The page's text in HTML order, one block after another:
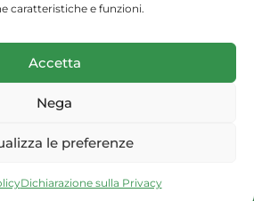
caratteristiche e funzioni.
Accetta
Nega
le preferenze
Dichiarazione sulla Privacy